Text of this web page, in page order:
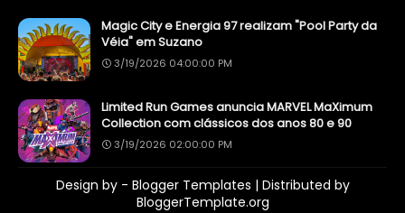
Magic City e Energia 97 realizam "Pool Party da
Véia" em Suzano
3/19/2026 04:00:00 PM
Limited Run Games anuncia MARVEL MaXimum
Collection com clássicos dos anos 80 e 90
3/19/2026 02:00:00 PM
Design by - Blogger Templates | Distributed by
BloggerTemplate.org